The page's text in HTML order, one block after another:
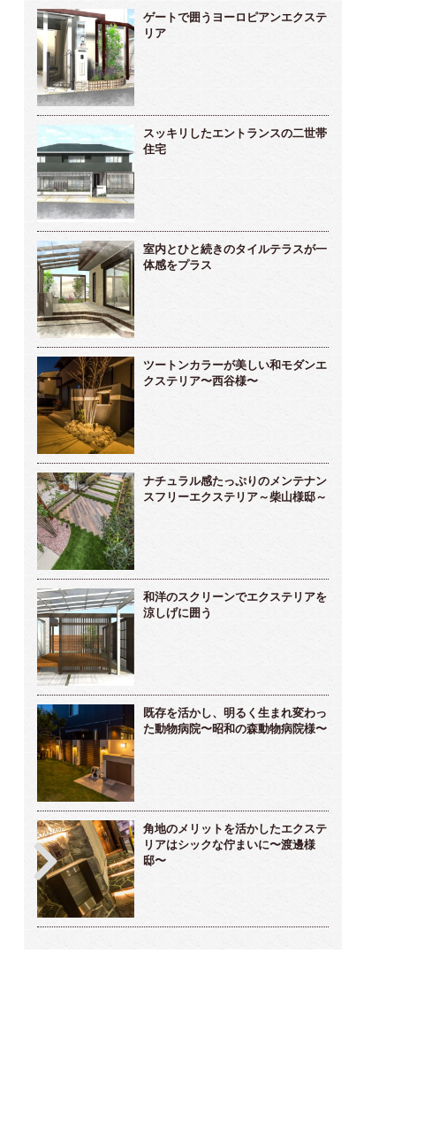
ゲートで囲うヨーロピアンエクステ
リア
スッキリしたエントランスの二世帯
住宅
室内とひと続きのタイルテラスが一
体感をプラス
ツートンカラーが美しい和モダンエ
クステリア〜西谷様〜
ナチュラル感たっぷりのメンテナン
スフリーエクステリア～柴山様邸～
和洋のスクリーンでエクステリアを
涼しげに囲う
既存を活かし、明るく生まれ変わっ
た動物病院〜昭和の森動物病院様〜
角地のメリットを活かしたエクステ
リアはシックな佇まいに〜渡邊様
邸〜